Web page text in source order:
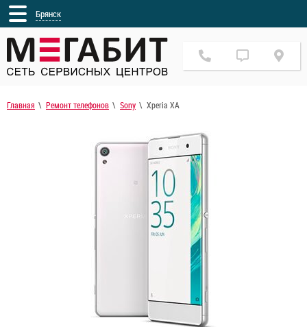
Брянск
Главная Ремонт телефонов Sony Xperia XA